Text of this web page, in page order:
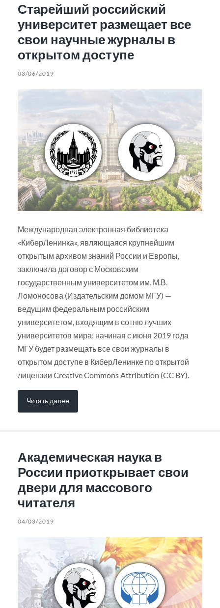
Старейший российский
университет размещает все
свои научные журналы в
открытом доступе
03/06/2019
Международная электронная библиотека
«КиберЛенинка», являющаяся крупнейшим
открытым архивом знаний России и Европы,
заключила договор с Московским
государственным университетом им. М.В.
Ломоносова (Издательским домом МГУ) —
ведущим федеральным российским
университетом, входящим в сотню лучших
университетов мира: начиная с июня 2019 года
МГУ будет размещать все свои журналы в
открытом доступе в КиберЛенинке по открытой
лицензии Creative Commons Attribution (CC BY).
Читать далее
Академическая наука в
России приоткрывает свои
двери для массового
читателя
04/03/2019